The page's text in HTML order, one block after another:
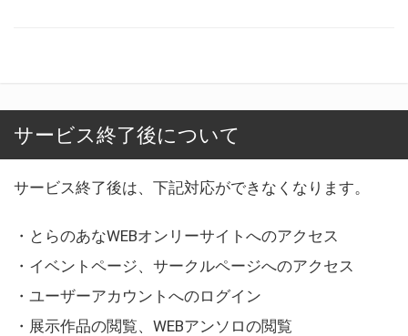
サービス終了後について
サービス終了後は、下記対応ができなくなります。
・とらのあなWEBオンリーサイトへのアクセス
・イベントページ、サークルページへのアクセス
・ユーザーアカウントへのログイン
・展示作品の閲覧、WEBアンソロの閲覧